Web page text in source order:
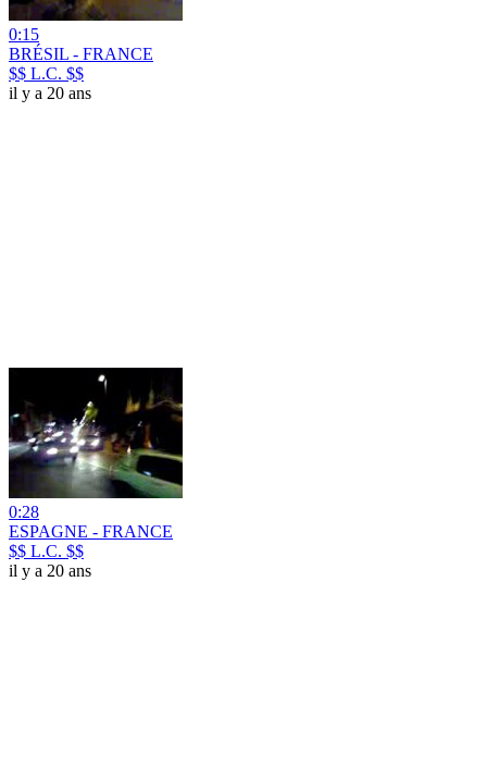
0:15
BRÉSIL - FRANCE
$$ L.C. $$
il y a 20 ans
0:28
ESPAGNE - FRANCE
$$ L.C. $$
il y a 20 ans